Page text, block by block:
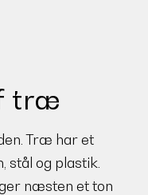
træ
Træ har et
stål og plastik.
næsten et ton